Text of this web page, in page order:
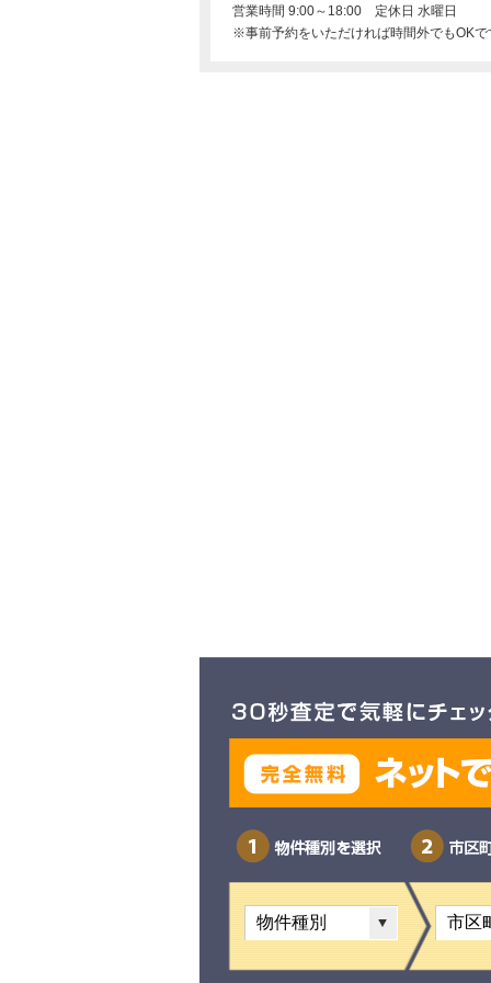
営業時間 9:00～18:00 定休日 水曜日
※事前予約をいただければ時間外でもOKで
市区町村を選択 町名・字名